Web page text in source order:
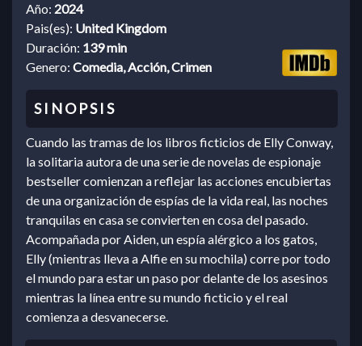
Año: 2024
Pais(es): United Kingdom
Duración: 139 min
Genero: Comedia, Acción, Crimen
Cuando las tramas de los libros ficticios de Elly Conway,
la solitaria autora de una serie de novelas de espionaje
bestseller comienzan a reflejar las acciones encubiertas
de una organización de espías de la vida real, las noches
tranquilas en casa se convierten en cosa del pasado.
Acompañada por Aiden, un espía alérgico a los gatos,
Elly (mientras lleva a Alfie en su mochila) corre por todo
el mundo para estar un paso por delante de los asesinos
mientras la línea entre su mundo ficticio y el real
comienza a desvanecerse.